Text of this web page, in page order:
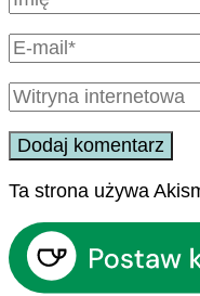
Ta strona używa